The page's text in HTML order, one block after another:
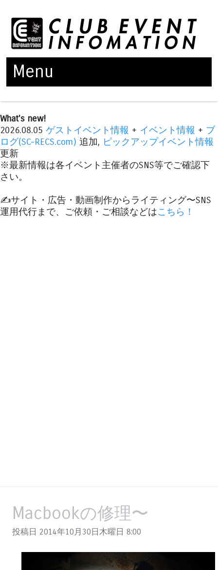
Menu
What's new!
2026.08.05 ゲストイベント情報 + イベント情報 + ブ
ログ(SC-RECS.com) 追加, ピックアップイベント情報
更新
※最新情報は各イベント主催者のSNS等でご確認下
さい。
✍️サイト・広告・動画制作からライティング〜SNS
運用代行まで、ご依頼・ご相談などはこちら！
Macbookの修理〜
投稿日 2014年10月30日木曜日 8:00